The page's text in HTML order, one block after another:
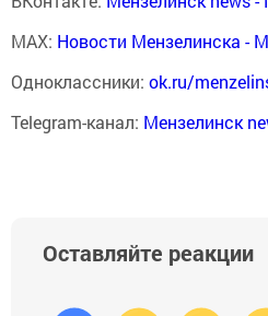
MAX: Новости Мензелинска -
Одноклассники: ok.ru/
Telegram-канал: Мензелинск
Оставляйте реакции